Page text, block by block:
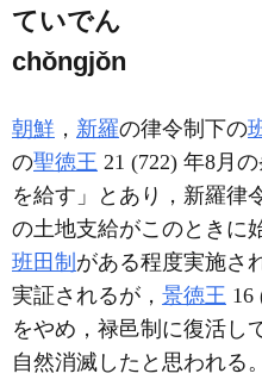
ていでん
chǒngjǒn
朝鮮 ， 新羅の律令制下の
の聖徳王 21 (722) 年8月
を給す」とあり，新羅律
の土地支給がこのときに
班田制 がある程度実施さ
実証されるが， 景徳王 16
をやめ，禄邑制に復活し
自然消滅したと思われる。